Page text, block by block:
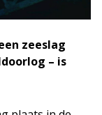
zeeslag
– is